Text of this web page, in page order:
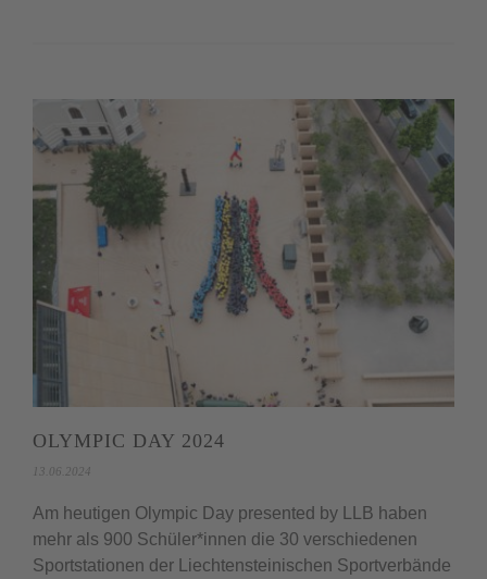
OLYMPIC DAY 2024
13.06.2024
Am heutigen Olympic Day presented by LLB haben
mehr als 900 Schüler*innen die 30 verschiedenen
Sportstationen der Liechtensteinischen Sportverbände